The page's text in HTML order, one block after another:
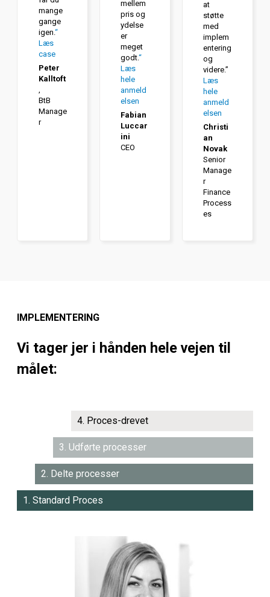
mange
gange
igen. “
Læs
case
Peter
Kalltoft
BtB
Manage
r
mellem
pris og
ydelse
er
meget
godt.“
Læs
hele
anmeld
elsen
Fabian
Luccar
ini
CEO
at
støtte
med
implem
entering
og
videre.”
Læs
hele
anmeld
elsen
Christi
an
Novak
Senior
Manage
r
Finance
Process
es
IMPLEMENTERING
Vi tager jer i hånden hele vejen til
målet:
Standard Proces
Delte processer
Udførte processer
Proces-drevet